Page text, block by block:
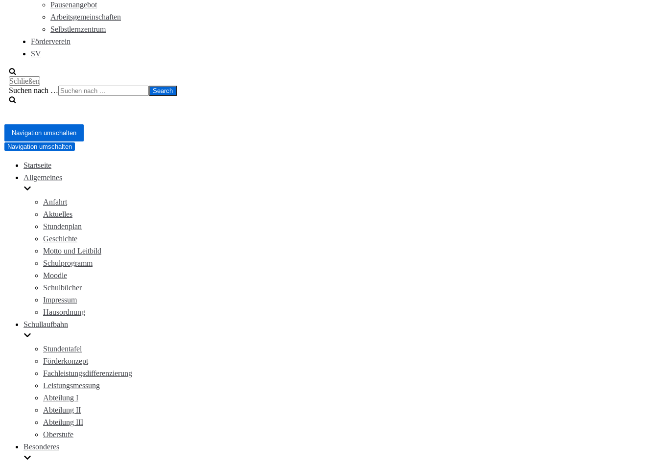
Pausenangebot
Arbeitsgemeinschaften
Selbstlernzentrum
Förderverein
SV
Schließen
Suchen nach …
Navigation umschalten
Navigation umschalten
Startseite
Allgemeines
Anfahrt
Aktuelles
Stundenplan
Geschichte
Motto und Leitbild
Schulprogramm
Moodle
Schulbücher
Impressum
Hausordnung
Schullaufbahn
Stundentafel
Förderkonzept
Fachleistungsdifferenzierung
Leistungsmessung
Abteilung I
Abteilung II
Abteilung III
Oberstufe
Besonderes